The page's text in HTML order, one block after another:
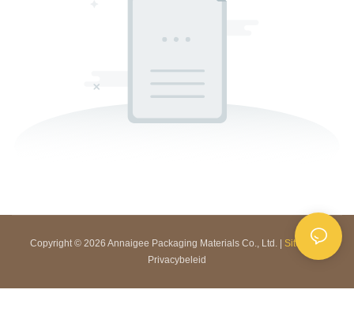
Copyright © 2026 Annaigee Packaging Materials Co., Ltd. | Sitemap|
Privacybeleid